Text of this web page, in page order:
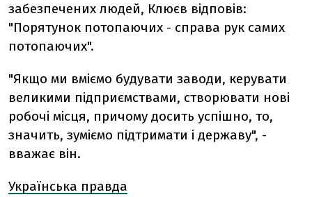
забезпечених людей, Клюєв відповів:
"Порятунок потопаючих - справа рук самих
потопаючих".
"Якщо ми вміємо будувати заводи, керувати
великими підприємствами, створювати нові
робочі місця, причому досить успішно, то,
значить, зуміємо підтримати і державу", -
вважає він.
Українська правда